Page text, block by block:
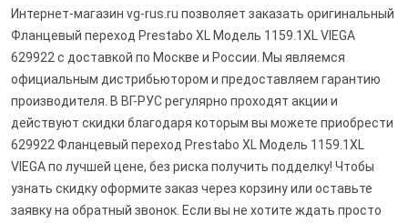
Интернет-магазин vg-rus.ru позволяет заказать оригинальный
Фланцевый переход Prestabo XL Модель 1159.1XL VIEGA
629922 с доставкой по Москве и России. Мы являемся
официальным дистрибьютором и предоставляем гарантию
производителя. В ВГ-РУС регулярно проходят акции и
действуют скидки благодаря которым вы можете приобрести
629922 Фланцевый переход Prestabo XL Модель 1159.1XL
VIEGA по лучшей цене, без риска получить подделку! Чтобы
узнать скидку оформите заказ через корзину или оставьте
заявку на обратный звонок. Если вы не хотите ждать просто